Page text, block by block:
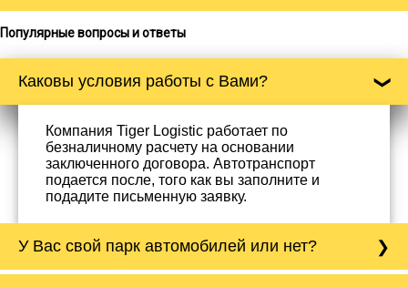
Популярные вопросы и ответы
Каковы условия работы с Вами?
Компания Tiger Logistic работает по
безналичному расчету на основании
заключенного договора. Автотранспорт
подается после, того как вы заполните и
подадите письменную заявку.
У Вас свой парк автомобилей или нет?